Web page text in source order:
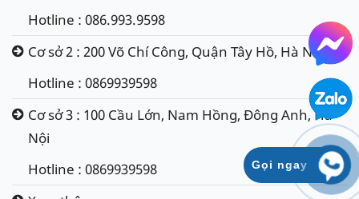
Hotline : 086.993.9598
Cơ sở 2 : 200 Võ Chí Công, Quận Tây Hồ, Hà Nội
Hotline : 0869939598
Cơ sở 3 : 100 Cầu Lớn, Nam Hồng, Đông Anh, Hà
Nội
Hotline : 0869939598
Gọi ngay